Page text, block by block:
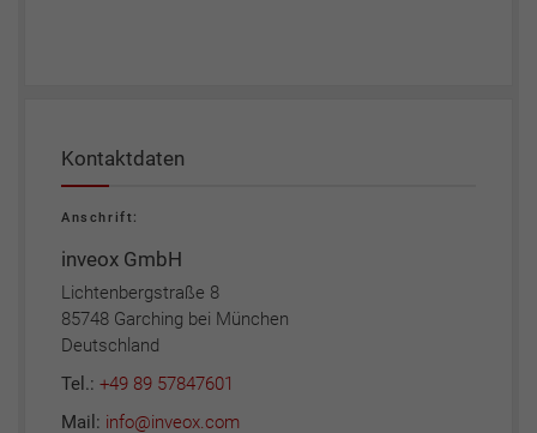
Kontaktdaten
Anschrift:
inveox GmbH
Lichtenbergstraße 8
85748 Garching bei München
Deutschland
Tel.: +49 89 57847601
Mail: info@inveox.com